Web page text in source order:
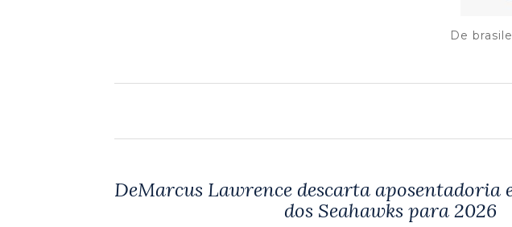
De
DeMarcus Lawrence descarta aposentadoria
dos Seahawks para 2026